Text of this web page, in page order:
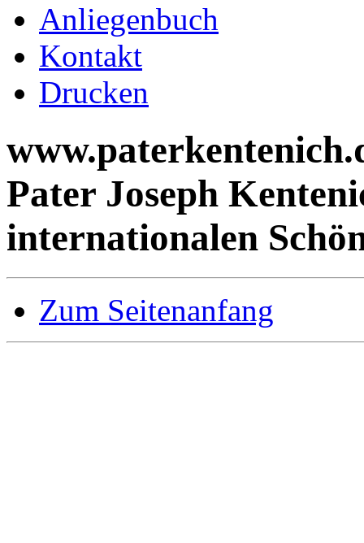
Anliegenbuch
Kontakt
Drucken
Pater Joseph
internationalen
Zum Seitenanfang